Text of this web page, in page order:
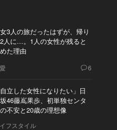
3人の旅だったはずが、帰り
人に…。1人の女性が残ると
た理由
6
自立した女性になりたい」日
46藤嶌果歩、初単独センタ
不安と20歳の理想像
フスタイル